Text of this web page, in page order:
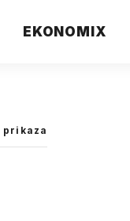
EKONOMIX
prikaza